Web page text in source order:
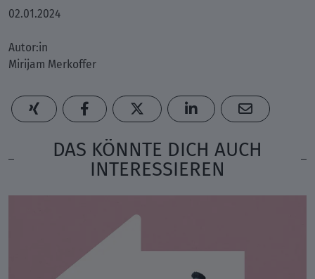
02.01.2024
Autor:in
Mirijam Merkoffer
DAS KÖNNTE DICH AUCH
INTERESSIEREN